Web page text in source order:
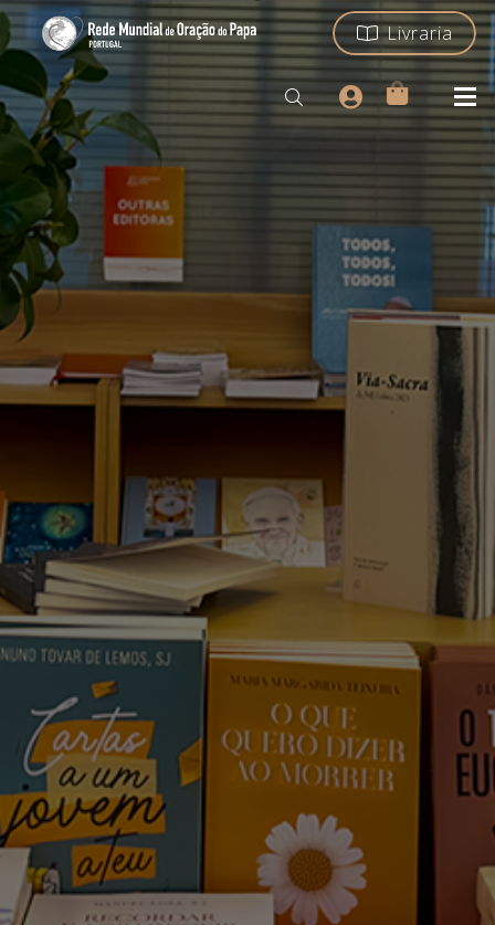
Livraria